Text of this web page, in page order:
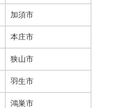
加須市
本庄市
狭山市
羽生市
鴻巣市